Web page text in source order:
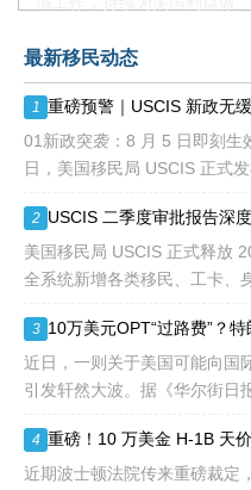
额占全球移民签证配额的
28.6%，即大约4万个移民
签证，都会用于满足"优
先"移民类别的申请。EB1A
不需要雇主支持、不用办理
等的限制，所以也愈来愈受
到中国杰出人才的青睐。
最新移民动态
1
01新政突袭：8 月 5 日即刻生效，全类
日，美国移民局 USCIS 正式
2 USCIS 二季度审批报告深
美国移民局 USCIS 正式释放
全系统新增各类移民、工卡、
3 10万美元OPT“过路费”？
近日，一则关于美国可能向国
引发轩然大波。据《华尔街日
中可能包括高达10万美元
4
近期波士顿法院传来重磅裁定